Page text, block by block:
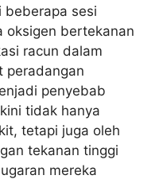
beberapa sesi
oksigen bertekanan
racun dalam
peradangan
penyebab
tidak hanya
tetapi juga oleh
tekanan tinggi
mereka